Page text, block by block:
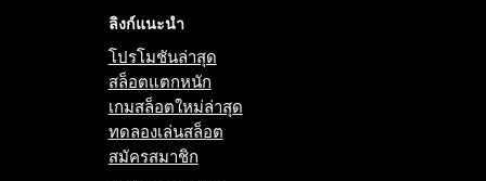
ลิงก์แนะนำ
โปรโมชันล่าสุด
สล็อตแตกหนัก
เกมสล็อตใหม่ล่าสุด
ทดลองเล่นสล็อต
สมัครสมาชิก